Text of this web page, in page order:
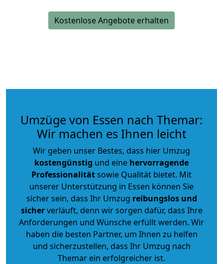
Kostenlose Angebote erhalten
Umzüge von Essen nach Themar:
Wir machen es Ihnen leicht
Wir geben unser Bestes, dass hier Umzug
kostengünstig und eine hervorragende
Professionalitätsowie Qualität bietet. Mit
unserer Unterstützung in Essen können Sie
sicher sein, dass Ihr Umzug reibungslos und
sicherverläuft, denn wir sorgen dafür, dass Ihre
Anforderungen und Wünsche erfüllt werden. Wir
haben die besten Partner, um Ihnen zu helfen
und sicherzustellen, dass Ihr Umzug nach
Themar ein erfolgreicher ist.